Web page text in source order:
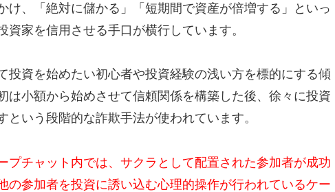
け、「絶対に儲かる」「短期間で資産が倍増する」といっ
資家を信用させる手口が横行しています。
投資を始めたい初心者や投資経験の浅い方を標的にする傾
は小額から始めさせて信頼関係を構築した後、徐々に投資
という段階的な詐欺手法が使われています。
プチャット内では、サクラとして配置された参加者が成功
の参加者を投資に誘い込む心理的操作が行われているケー